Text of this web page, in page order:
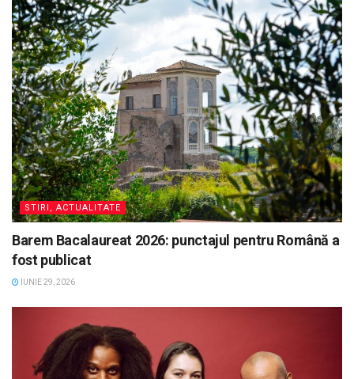
STIRI, ACTUALITATE
Barem Bacalaureat 2026: punctajul pentru Română a
fost publicat
IUNIE 29, 2026